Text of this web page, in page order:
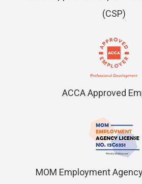
(CSP)
ACCA Approved
MOM Employment